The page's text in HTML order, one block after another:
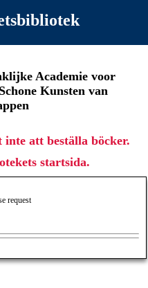
Academie voor
Kunsten van
att beställa böcker.
startsida.
request